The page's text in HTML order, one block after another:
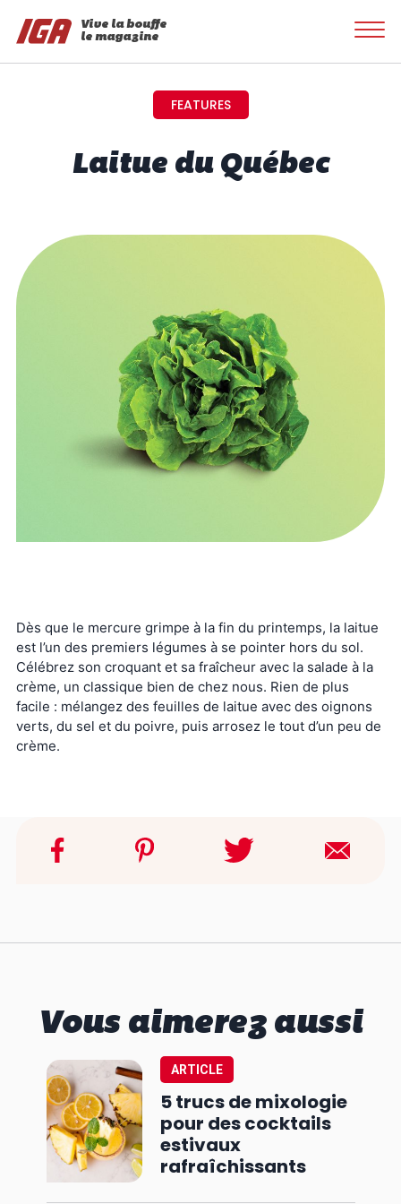
Vive la bouffe
le magazine
FEATURES
Laitue du Québec
Dès que le mercure grimpe à la fin du printemps, la laitue
est l’un des premiers légumes à se pointer hors du sol.
Célébrez son croquant et sa fraîcheur avec la salade à la
crème, un classique bien de chez nous. Rien de plus
facile : mélangez des feuilles de laitue avec des oignons
verts, du sel et du poivre, puis arrosez le tout d’un peu de
crème.
Vous aimerez aussi
ARTICLE
5 trucs de mixologie
pour des cocktails
estivaux
rafraîchissants